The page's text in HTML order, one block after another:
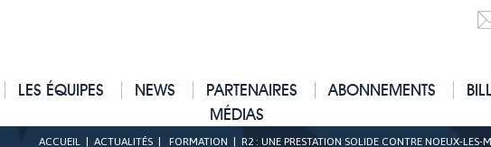
LES ÉQUIPES NEWS PARTENAIRES ABONNEMENTS
MÉDIAS
ACCUEIL| ACTUALITÉS| FORMATION R2 : UNE PRESTATION SOLIDE CONTRE NOEUX-LES-